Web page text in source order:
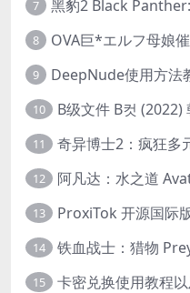
7
8
9 DeepNude使用方法
10
11
12
13
14 铁血战士：猎物
15 卡密兑换使用教程